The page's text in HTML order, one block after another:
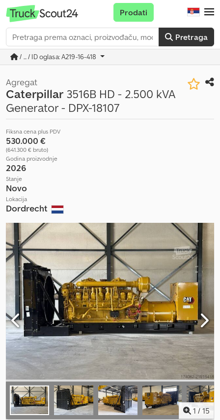
Pretraga
Prodati
/ ... / ID oglasa: A219-16-418
Agregat
Caterpillar 3516B HD - 2.500 kVA
Generator - DPX-18107
Fiksna cena plus PDV
530.000 €
(641.300 € bruto)
Godina proizvodnje
2026
Stanje
Novo
Lokacija
Dordrecht
1 / 15